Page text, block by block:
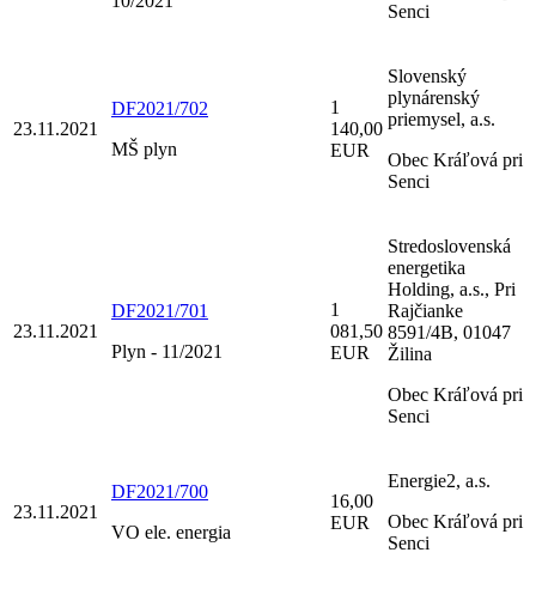
Senci
23.11.2021
DF2021/702
MŠ plyn
1
140,00
EUR
Slovenský
plynárenský
priemysel, a.s.
Obec Kráľová pri
Senci
23.11.2021
DF2021/701
Plyn - 11/2021
1
081,50
EUR
Stredoslovenská
energetika
Holding, a.s., Pri
Rajčianke
8591/4B, 01047
Žilina
Obec Kráľová pri
Senci
23.11.2021
DF2021/700
VO ele. energia
16,00
EUR
Energie2, a.s.
Obec Kráľová pri
Senci